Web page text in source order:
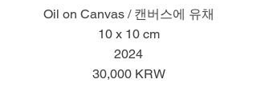
Oil on Canvas / 캔버스에 유채
10 x 10 cm
2024
30,000 KRW